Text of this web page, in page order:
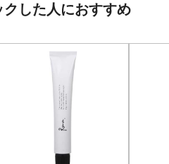
した人におすすめ